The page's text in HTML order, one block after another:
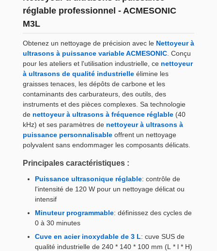
réglable professionnel - ACMESONIC
M3L
Obtenez un nettoyage de précision avec le Nettoyeur à
ultrasons à puissance variable ACMESONIC . Conçu
pour les ateliers et l'utilisation industrielle, ce nettoyeur
à ultrasons de qualité industrielle élimine les
graisses tenaces, les dépôts de carbone et les
contaminants des carburateurs, des outils, des
instruments et des pièces complexes. Sa technologie
de nettoyeur à ultrasons à fréquence réglable (40
kHz) et ses paramètres de nettoyeur à ultrasons à
puissance personnalisable offrent un nettoyage
polyvalent sans endommager les composants délicats.
Principales caractéristiques :
Puissance ultrasonique réglable: contrôle de
l'intensité de 120 W pour un nettoyage délicat ou
intensif
Minuteur programmable: définissez des cycles de
0 à 30 minutes
Cuve en acier inoxydable de 3 L: cuve SUS de
qualité industrielle de 240 * 140 * 100 mm (L * l * H)